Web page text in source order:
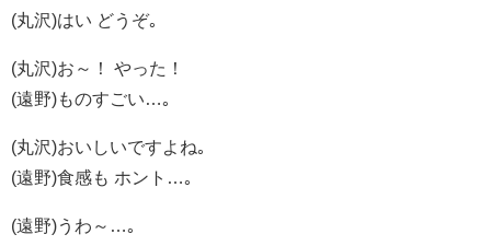
(丸沢)はい どうぞ｡
(丸沢)お～！ やった！
(遠野)ものすごい…｡
(丸沢)おいしいですよね｡
(遠野)食感も ホント…｡
(遠野)うわ～…｡